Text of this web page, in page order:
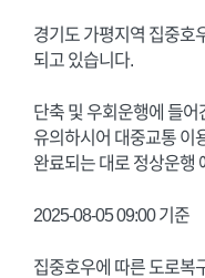
경기도 가평지역 집중호
되고 있습니다.
단축 및 우회운행에 들어
유의하시어 대중교통 이
완료되는 대로 정상운행
2025-08-05 09:00 기준
집중호우에 따른 도로복